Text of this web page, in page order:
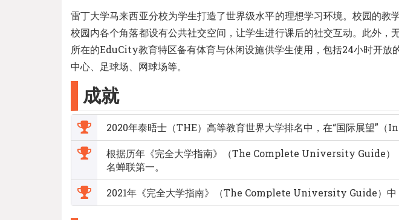
雷丁大学马来西亚分校为学生打造了世界级水平的理想学习环境。校园的教
校园内各个角落都设有公共社交空间，让学生进行课后的社交互动。此外
所在的EduCity教育特区备有体育与休闲设施供学生使用，包括24小时开
中心、足球场、网球场等。
成就
2020年泰晤士（THE）高等教育世界大学排名中，在“国际展望”
根据历年《完全大学指南》（The Complete University Guide）
名蝉联第一。
2021年《完全大学指南》（The Complete University Guide）中